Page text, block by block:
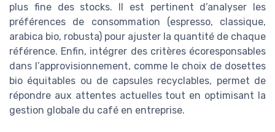
plus fine des stocks. Il est pertinent d’analyser les
préférences de consommation (espresso, classique,
arabica bio, robusta) pour ajuster la quantité de chaque
référence. Enfin, intégrer des critères écoresponsables
dans l’approvisionnement, comme le choix de dosettes
bio équitables ou de capsules recyclables, permet de
répondre aux attentes actuelles tout en optimisant la
gestion globale du café en entreprise.